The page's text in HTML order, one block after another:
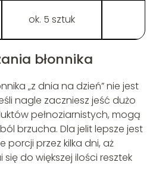
ok. 5 sztuk
błonnika
„z dnia na dzień” nie jest
nagle zaczniesz jeść dużo
pełnoziarnistych, mogą
brzucha. Dla jelit lepsze jest
porcji przez kilka dni, aż
do większej ilości resztek